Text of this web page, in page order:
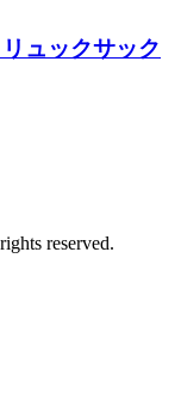
ュックサック
reserved.